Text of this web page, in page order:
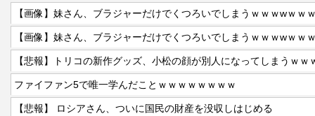
【画像】妹さん、ブラジャーだけでくつろいでしまうｗｗｗwｗｗ
【画像】妹さん、ブラジャーだけでくつろいでしまうｗｗｗwｗｗ
【悲報】トリコの新作グッズ、小松の顔が別人になってしまうｗｗ
ファイファン5で唯一学んだことｗｗｗｗｗｗｗｗ
【悲報】 ロシアさん、ついに国民の財産を没収しはじめる